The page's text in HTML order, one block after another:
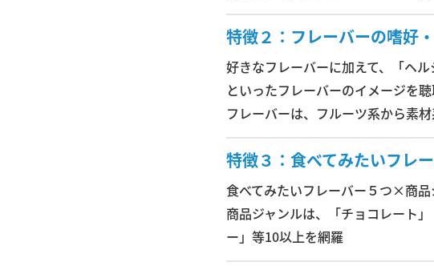
特徴２：フレーバーの嗜好
好きなフレーバーに加えて、「ヘ
といったフレーバーのイメージを聴
フレーバーは、フルーツ系から素
特徴３：食べてみたいフレ
食べてみたいフレーバー５つ×商
商品ジャンルは、「チョコレート
ー」等10以上を網羅